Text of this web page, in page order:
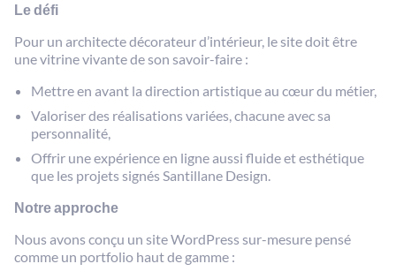
Le défi
Pour un architecte décorateur d’intérieur, le site doit être
une vitrine vivante de son savoir-faire :
Mettre en avant la direction artistique au cœur du métier,
Valoriser des réalisations variées, chacune avec sa
personnalité,
Offrir une expérience en ligne aussi fluide et esthétique
que les projets signés Santillane Design.
Notre approche
Nous avons conçu un site WordPress sur-mesure pensé
comme un portfolio haut de gamme :